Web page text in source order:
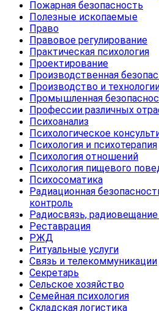
Пожарная безопасность
Полезные ископаемые
Право
Правовое регулирование
Практическая психология
Проектирование
Производственная
Производство и
Промышленная
Профессии различных
Психоанализ
Психологическое
Психология и психотерапия
Психология отношений
Психология пищевого
Психосоматика
Радиационная
контроль
Радиосвязь,
Реставрация
РЖД
Ритуальные услуги
Связь и телекоммуникации
Секретарь
Сельское хозяйство
Семейная психология
Складская логистика